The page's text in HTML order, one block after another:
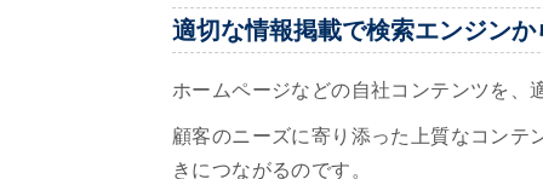
適切な情報掲載で検索エンジン
ホームページなどの自社コンテンツを、
顧客のニーズに寄り添った上質なコンテ
きにつながるのです。